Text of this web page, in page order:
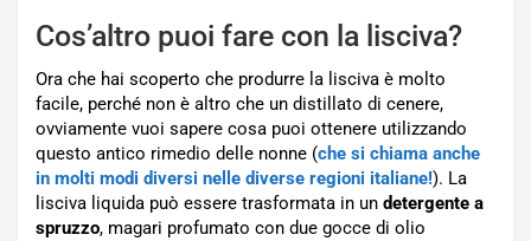
Cos’altro puoi fare con la lisciva?
Ora che hai scoperto che produrre la lisciva è molto
facile, perché non è altro che un distillato di cenere,
ovviamente vuoi sapere cosa puoi ottenere utilizzando
questo antico rimedio delle nonne (che si chiama anche
in molti modi diversi nelle diverse regioni italiane!). La
lisciva liquida può essere trasformata in un detergente a
spruzzo, magari profumato con due gocce di olio